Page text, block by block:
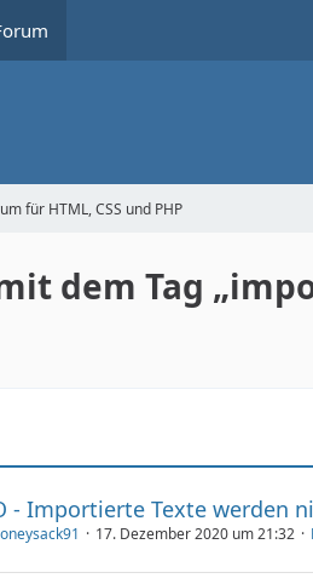
für HTML, CSS und PHP
dem Tag
- Importierte Texte werden
17. Dezember 2020 um 21:32